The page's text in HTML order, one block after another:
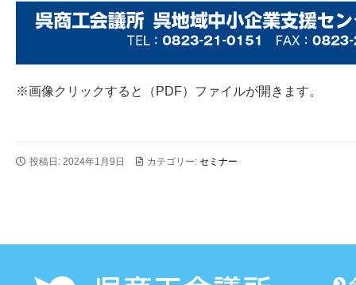
※画像クリックすると（PDF）ファイルが開きます。
投稿日: 2024年1月9日 カテゴリー: セミナー